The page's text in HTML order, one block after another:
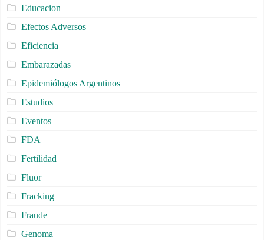
Educacion
Efectos Adversos
Eficiencia
Embarazadas
Epidemiólogos Argentinos
Estudios
Eventos
FDA
Fertilidad
Fluor
Fracking
Fraude
Genoma